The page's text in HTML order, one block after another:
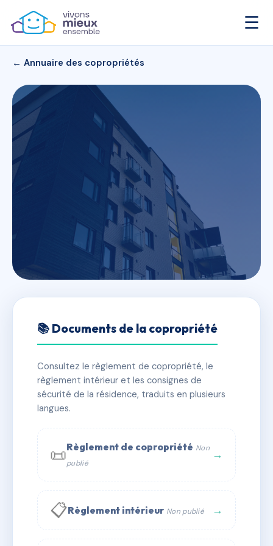
☰
← Annuaire des copropriétés
69 rue doudeauville
✓ Immatriculée 🏠 23 lots 🏗 1 bâtiment(s)
📞 Contacter Syndic Digital
📚 Documents de la copropriété
Consultez le règlement de copropriété, le
règlement intérieur et les consignes de
sécurité de la résidence, traduits en plusieurs
langues.
📜Règlement de copropriété Non
publié
→
📋Règlement intérieur Non publié →